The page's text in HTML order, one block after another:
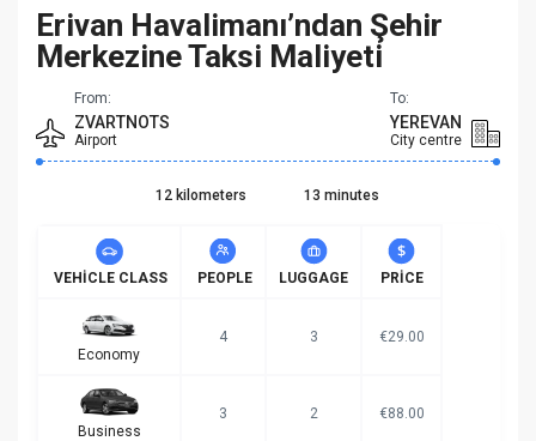
Erivan Havalimanı’ndan Şehir
Merkezine Taksi Maliyeti
From:
ZVARTNOTS
Airport
To:
YEREVAN
City centre
12 kilometers 13 minutes
VEHICLE CLASS PEOPLE LUGGAGE PRICE
Economy
4 3 €29.00
Business
3 2 €88.00